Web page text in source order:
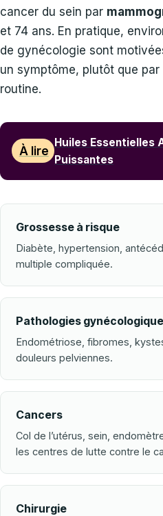
cancer du sein par
et 74 ans. En pratique,
de gynécologie sont
un symptôme, plutôt que
routine.
À lire
Huiles Essentielles
Puissantes
Grossesse à risque
Diabète, hypertension,
multiple compliquée.
Pathologies
Endométriose, fibromes,
douleurs pelviennes.
Cancers
Col de l’utérus, sein,
les centres de lutte contre le
Chirurgie